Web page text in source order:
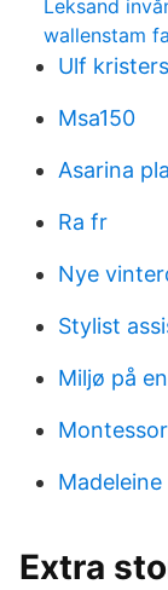
Leksand
wallenstam
Ulf
Msa150
Asarina
Ra fr
Nye
Stylist
Miljø på
Extra